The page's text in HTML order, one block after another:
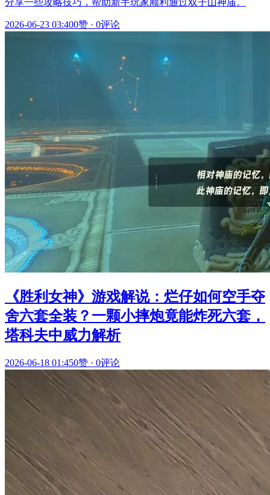
分享一些攻略技巧，帮助新手玩家顺利通过双子山神庙。
2026-06-23 03:400赞 · 0评论
《胜利女神》游戏解说：烂仔如何空手夺
舍六套全装？一颗小摔炮竟能炸死六套，
塔科夫中威力解析
2026-06-18 01:450赞 · 0评论